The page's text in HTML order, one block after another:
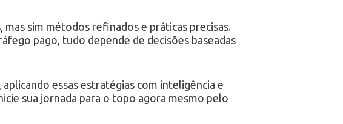
sim métodos refinados e práticas precisas.
pago, tudo depende de decisões baseadas
essas estratégias com inteligência e
sua jornada para o topo agora mesmo pelo